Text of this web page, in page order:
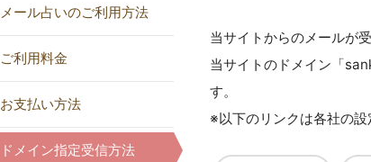
当サイトからのメールが
当サイトのドメイン「
す。
※以下のリンクは各社の設
メール占いのご利用方法
ご利用料金
お支払い方法
ドメイン指定受信方法